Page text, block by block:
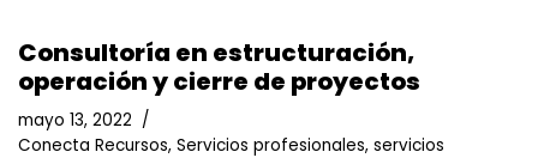
Consultoría en estructuración,
operación y cierre de proyectos
mayo 13, 2022
Conecta Recursos, Servicios profesionales, servicios